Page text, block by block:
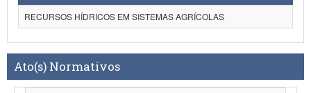
RECURSOS HÍDRICOS EM SISTEMAS AGRÍCOLAS
Ato(s) Normativos